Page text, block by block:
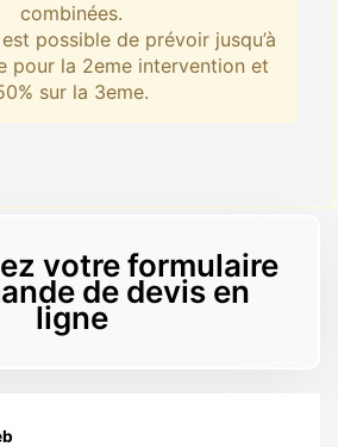
combinées.
possible de prévoir jusqu’à
pour la 2eme intervention et
sur la 3eme.
votre formulaire
de devis en
ligne